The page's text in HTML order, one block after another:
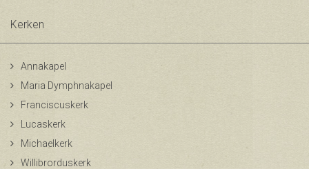
Kerken
Annakapel
Maria Dymphnakapel
Franciscuskerk
Lucaskerk
Michaelkerk
Willibrorduskerk